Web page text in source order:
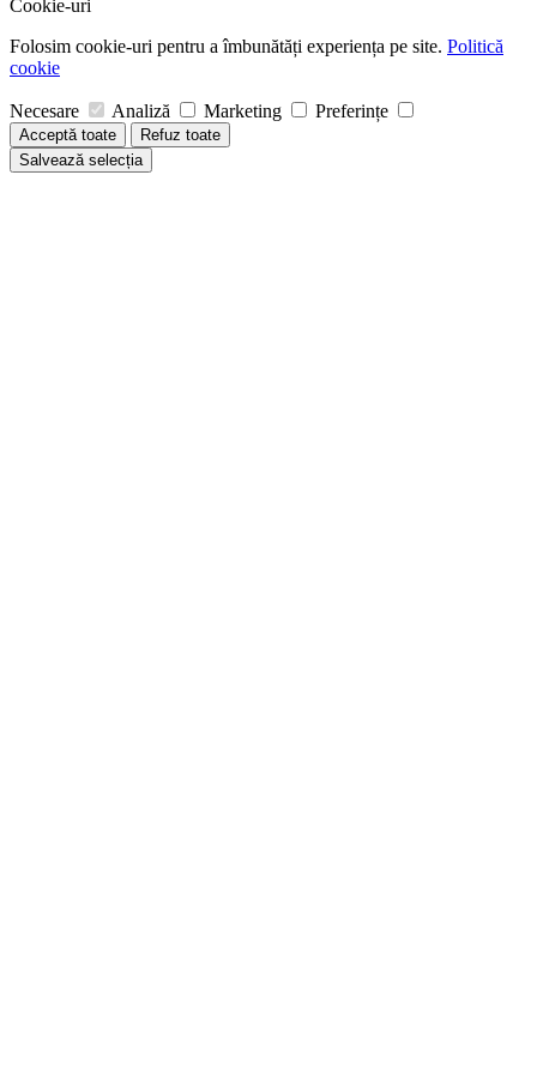
Cookie-uri
Folosim cookie-uri pentru a îmbunătăți experiența pe site. Politică
cookie
Necesare Analiză Marketing Preferințe
Acceptă toate
Refuz toate
Salvează selecția